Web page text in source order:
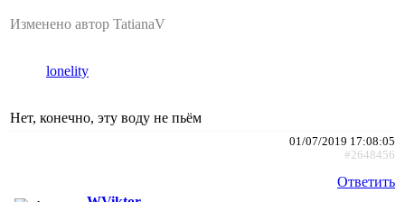
Изменено автор TatianaV
lonelity
Нет, конечно, эту воду не пьём
01/07/2019 17:08:05
#2648456
Ответить